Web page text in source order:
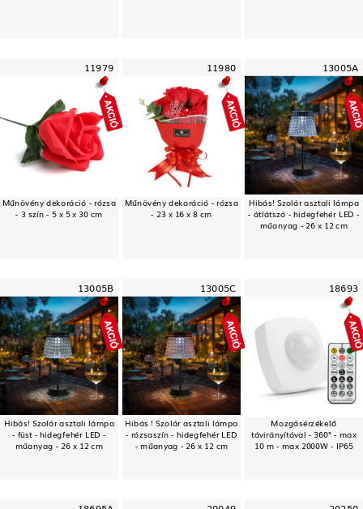
11979
Műnövény dekoráció - rózsa
- 3 szín - 5 x 5 x 30 cm
11980
Műnövény dekoráció - rózsa
- 23 x 16 x 8 cm
13005A
Hibás! Szolár asztali lámpa
- átlátszó - hidegfehér LED -
műanyag - 26 x 12 cm
13005B
Hibás! Szolár asztali lámpa
- füst - hidegfehér LED -
műanyag - 26 x 12 cm
13005C
Hibás ! Szolár asztali lámpa
- rózsaszín - hidegfehér LED
- műanyag - 26 x 12 cm
18693
Mozgásérzékelő
távirányítóval - 360° - max
10 m - max 2000W - IP65